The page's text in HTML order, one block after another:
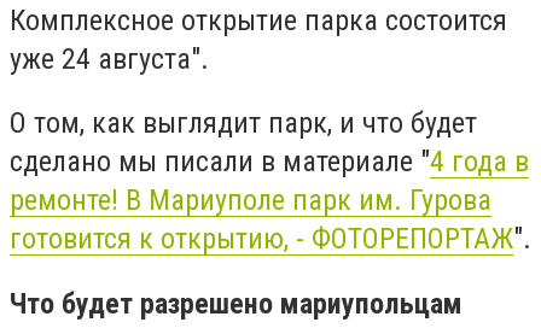
Комплексное открытие парка состоится
уже 24 августа".
О том, как выглядит парк, и что будет
сделано мы писали в материале "4 года в
ремонте! В Мариуполе парк им. Гурова
готовится к открытию, - ФОТОРЕПОРТАЖ".
Что будет разрешено мариупольцам